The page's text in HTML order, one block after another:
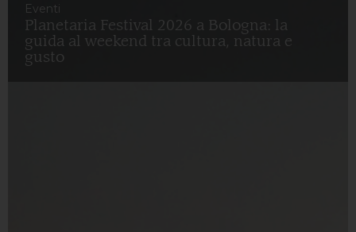
Eventi
Planetaria Festival 2026 a Bologna: la
guida al weekend tra cultura, natura e
gusto